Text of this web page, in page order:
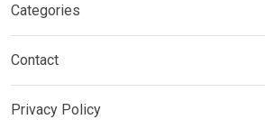
Categories
Contact
Privacy Policy